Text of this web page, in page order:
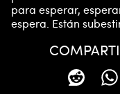
para esperar,
espera. Están